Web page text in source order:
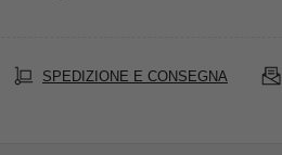
SPEDIZIONE E CONSEGNA